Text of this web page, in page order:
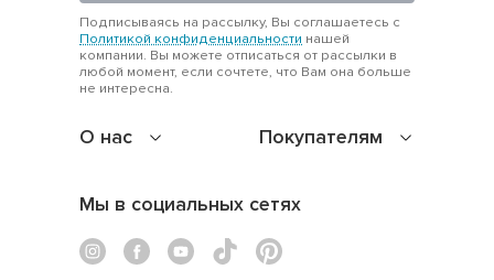
О нас Покупателям
Подписываясь на рассылку, Вы соглашаетесь с
Политикой конфиденциальности нашей
компании. Вы можете отписаться от рассылки в
любой момент, если сочтете, что Вам она больше
не интересна.
Мы в социальных сетях